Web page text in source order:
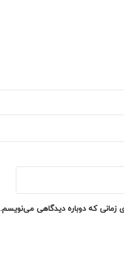
زمانی که دوباره دیدگاهی می‌نویسم.